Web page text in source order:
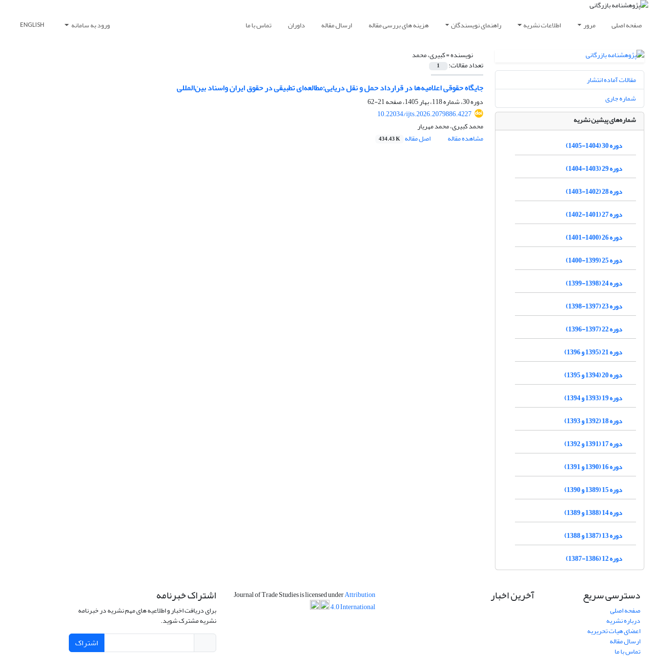
صفحه اصلی مرور اطلاعات نشریه راهنمای نویسندگان هزینه های بررسی مقاله ارسال مقاله داوران تماس با ما ورود به سامانه ENGLISH
نویسنده =کبیری، محمد
تعداد مقالات: 1
جایگاه حقوقی اعلامیه‌ها در قرارداد حمل و نقل دریایی:مطالعه‌ای تطبیقی در حقوق ایران واسناد بین‌المللی
دوره 30، شماره 118، بهار 1405، صفحه
21-62
10.22034/ijts.2026.2079886.4227
محمد کبیری، محمد مهریار
مشاهده مقاله
اصل مقاله 434.43 K
مقالات آماده انتشار
شماره جاری
شماره‌های پیشین نشریه
دوره 30 (1404-1405)
دوره 29 (1403-1404)
دوره 28 (1402-1403)
دوره 27 (1401-1402)
دوره 26 (1400-1401)
دوره 25 (1399-1400)
دوره 24 (1398-1399)
دوره 23 (1397-1398)
دوره 22 (1397-1396)
دوره 21 (1395 و 1396)
دوره 20 (1394 و 1395)
دوره 19 (1393 و 1394)
دوره 18 (1392 و 1393)
دوره 17 (1391 و 1392)
دوره 16 (1390 و 1391)
دوره 15 (1389 و 1390)
دوره 14 (1388 و 1389)
دوره 13 (1387 و 1388)
دوره 12 (1386-1387)
دسترسی سریع
صفحه اصلی
درباره نشریه
اعضای هیات تحریریه
ارسال مقاله
تماس با ما
آخرین اخبار Journal of Trade Studies is licensed underAttribution
4.0 International
اشتراک خبرنامه
برای دریافت اخبار و اطلاعیه های مهم نشریه در خبرنامه
نشریه مشترک شوید.
اشتراک